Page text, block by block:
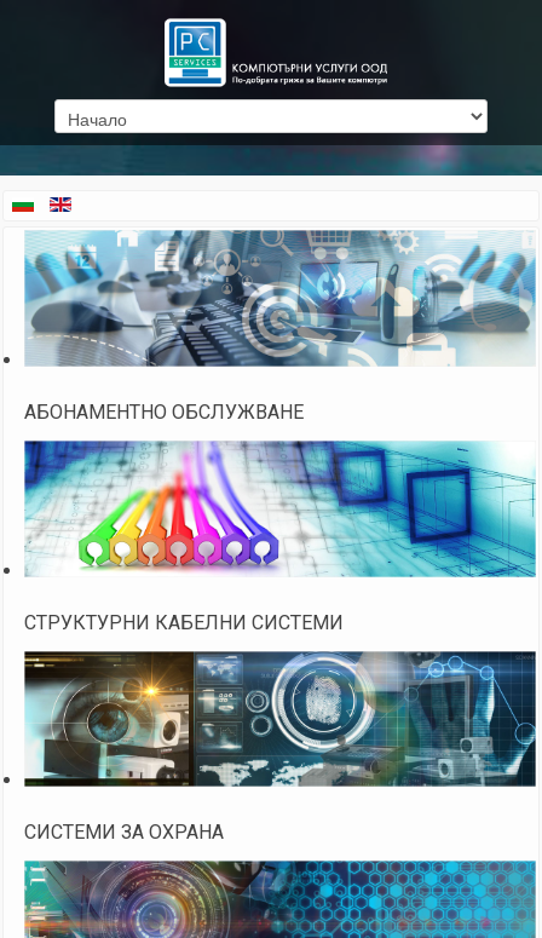
АБОНАМЕНТНО ОБСЛУЖВАНЕ
СТРУКТУРНИ КАБЕЛНИ СИСТЕМИ
СИСТЕМИ ЗА ОХРАНА